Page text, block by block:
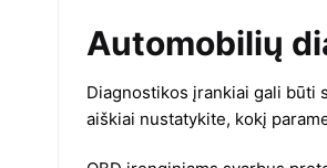
Automobilių
Diagnostikos įrankiai gali būti
aiškiai nustatykite, kokį